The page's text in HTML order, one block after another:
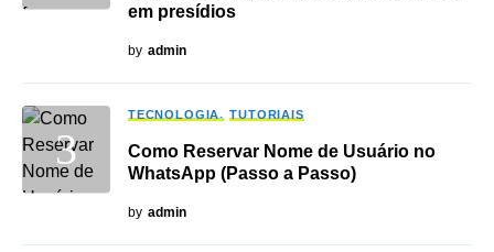
em presídios
by admin
TECNOLOGIA TUTORIAIS
Como Reservar Nome de Usuário no
WhatsApp (Passo a Passo)
by admin